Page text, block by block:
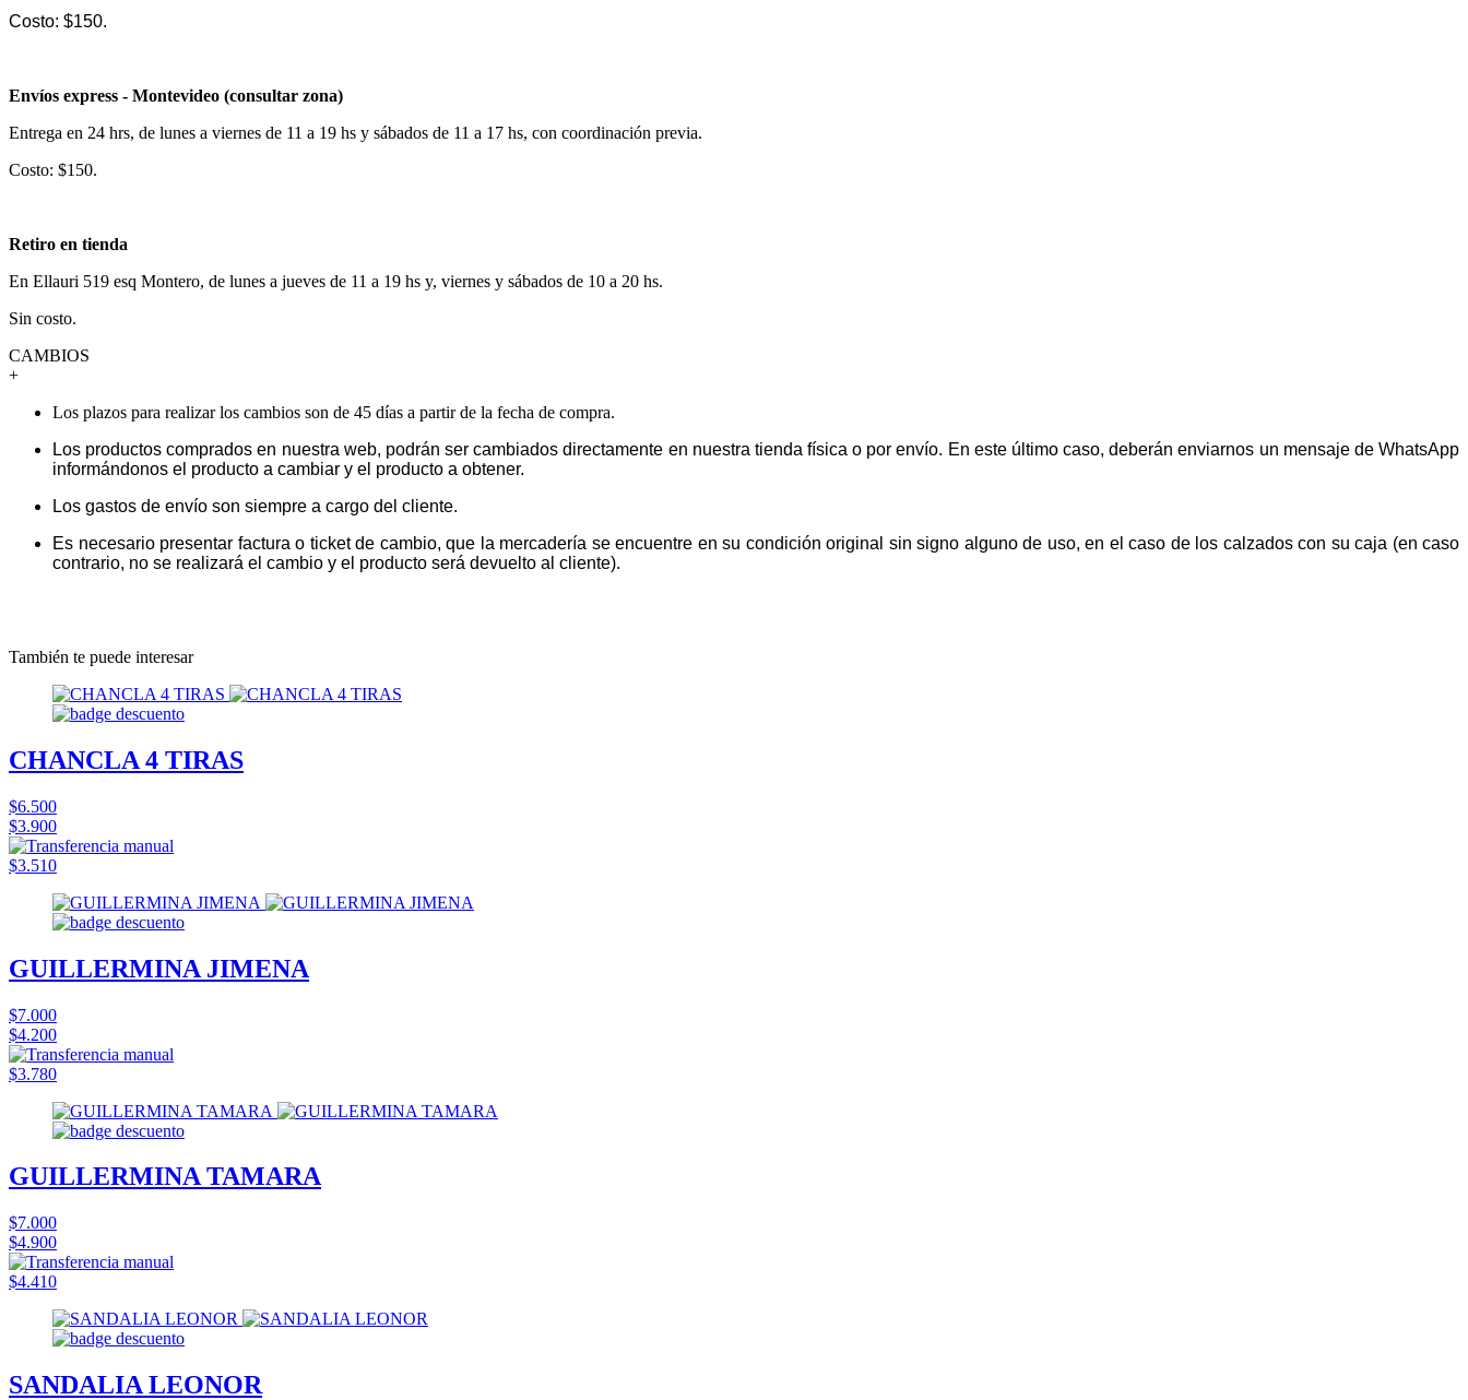
Costo: $150.
Envíos express - Montevideo (consultar zona)
Entrega en 24 hrs, de lunes a viernes de 11 a 19 hs y sábados de 11 a 17 hs, con coordinación previa.
Costo: $150.
Retiro en tienda
En Ellauri 519 esq Montero, de lunes a jueves de 11 a 19 hs y, viernes y sábados de 10 a 20 hs.
Sin costo.
CAMBIOS
+
Los plazos para realizar los cambios son de 45 días a partir de la fecha de compra.
Los productos comprados en nuestra web, podrán ser cambiados directamente en nuestra tienda física o por envío. En este último caso, deberán enviarnos un mensaje de WhatsApp
informándonos el producto a cambiar y el producto a obtener.
Los gastos de envío son siempre a cargo del cliente.
Es necesario presentar factura o ticket de cambio, que la mercadería se encuentre en su condición original sin signo alguno de uso, en el caso de los calzados con su caja (en caso
contrario, no se realizará el cambio y el producto será devuelto al cliente).
También te puede interesar
CHANCLA 4 TIRAS
$6.500
$3.900
$3.510
GUILLERMINA JIMENA
$7.000
$4.200
$3.780
GUILLERMINA TAMARA
$7.000
$4.900
$4.410
SANDALIA LEONOR